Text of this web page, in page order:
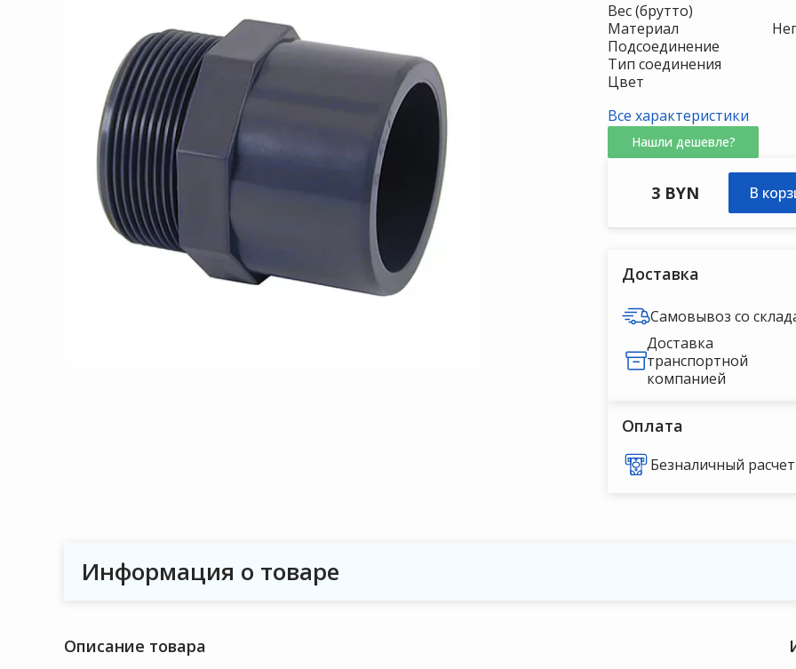
Вес (брутто)
Материал
Подсоединение
Тип соединения
Цвет
Все характеристики
Нашли дешевле?
3 BYN
НР нПВХ
В
Доставка
Самовывоз со
Доставка
транспортной
компанией
Оплата
Безналичный расчет
Информация о товаре
Описание товара